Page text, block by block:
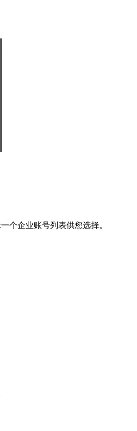
个企业账号列表供您选择。